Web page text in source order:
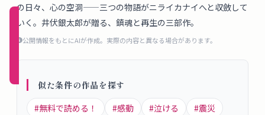
新規
登録
の日々、心の空洞——三つの物語がニライカナイへと収斂して
いく。井伏銀太郎が贈る、鎮魂と再生の三部作。
公開情報をもとにAIが作成。実際の内容と異なる場合があります。
似た条件の作品を探す
#無料で読める！ #感動 #泣ける #震災